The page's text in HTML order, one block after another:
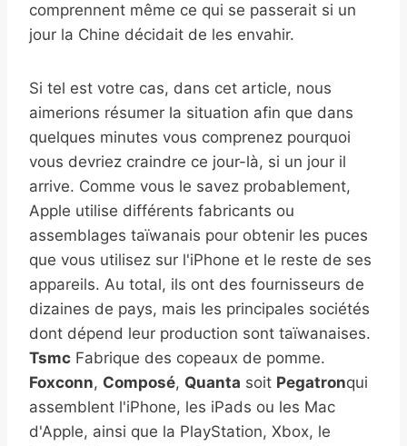
comprennent même ce qui se passerait si un
jour la Chine décidait de les envahir.
Si tel est votre cas, dans cet article, nous
aimerions résumer la situation afin que dans
quelques minutes vous comprenez pourquoi
vous devriez craindre ce jour-là, si un jour il
arrive. Comme vous le savez probablement,
Apple utilise différents fabricants ou
assemblages taïwanais pour obtenir les puces
que vous utilisez sur l'iPhone et le reste de ses
appareils. Au total, ils ont des fournisseurs de
dizaines de pays, mais les principales sociétés
dont dépend leur production sont taïwanaises.
Tsmc Fabrique des copeaux de pomme.
Foxconn, Composé, Quanta soit Pegatronqui
assemblent l'iPhone, les iPads ou les Mac
d'Apple, ainsi que la PlayStation, Xbox, le